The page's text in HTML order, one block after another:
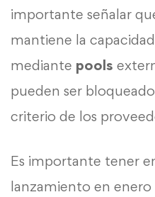
importante señalar
mantiene la
mediante pools
pueden ser
criterio de los
Es importante tener
lanzamiento en